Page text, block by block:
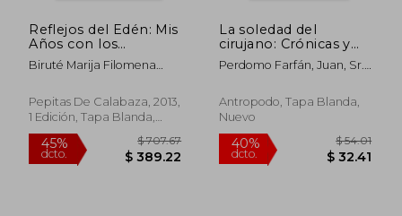
dcto. $ 21.94 dcto. $
Reflejos del Edén: Mis
Años con los
Orangutanes de
Bornero
Biruté Marija Filomena
Pepitas De Calabaza, 2013,
1 Edición, Tapa Blanda,
Usado
La soledad del
cirujano: Crónicas y
poemas desde el
quirófano
Perdomo Farfán, Juan, Sr. ;
Tupac
Antropodo, Tapa Blanda,
Nuevo